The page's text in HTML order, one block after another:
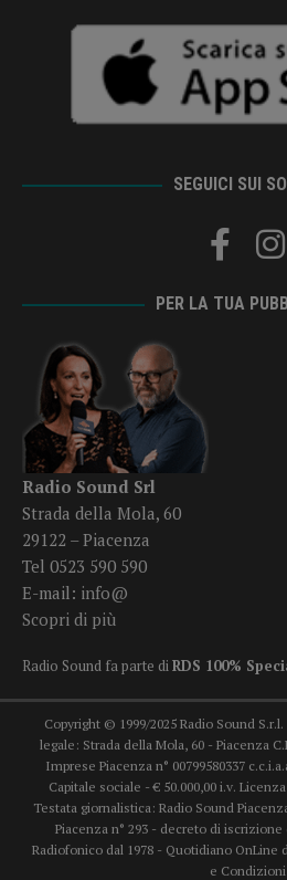
SEGUICI SUI
PER LA TUA
Radio Sound Srl
Strada della Mola, 60
29122 – Piacenza
Tel 0523 590 590
E-mail: info@
Scopri di più
Radio Sound fa parte diRDS 100%
Copyright © 1999/2025 Radio Sound
legale: Strada della Mola, 60 - Piacenza
Imprese Piacenza n° 00799580337
Capitale sociale - € 50.000,00 i.v.
Testata giornalistica: Radio Sound
Piacenza n° 293 - decreto di
Radiofonico dal 1978 - Quotidiano OnLine
e Condizioni